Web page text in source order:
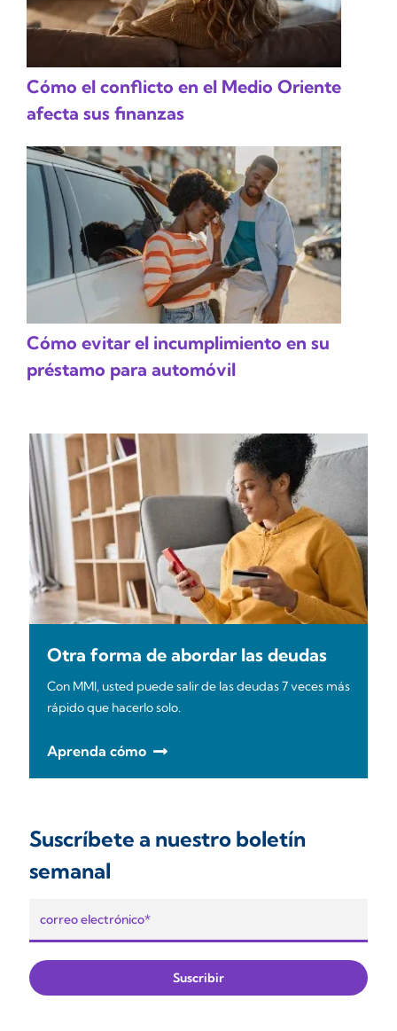
Cómo el conflicto en el Medio Oriente
afecta sus finanzas
Cómo evitar el incumplimiento en su
préstamo para automóvil
Otra forma de abordar las deudas
Con MMI, usted puede salir de las deudas 7 veces más
rápido que hacerlo solo.
Aprenda cómo
Suscríbete a nuestro boletín
semanal